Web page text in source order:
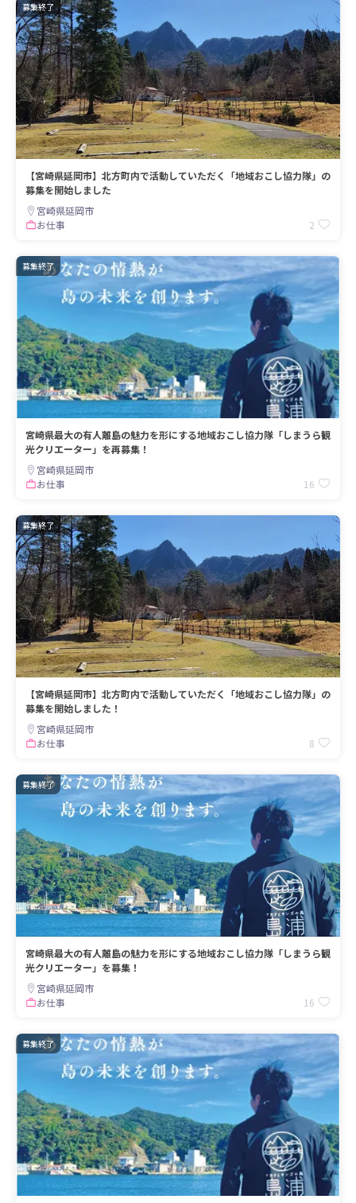
募集終了
【宮崎県延岡市】北方町内で活動していただく「地域おこし協力隊」の
募集を開始しました
宮崎県延岡市
お仕事
2
募集終了
宮崎県最大の有人離島の魅力を形にする地域おこし協力隊「しまうら観
光クリエーター」を再募集！
宮崎県延岡市
お仕事
16
募集終了
【宮崎県延岡市】北方町内で活動していただく「地域おこし協力隊」の
募集を開始しました！
宮崎県延岡市
お仕事
8
募集終了
宮崎県最大の有人離島の魅力を形にする地域おこし協力隊「しまうら観
光クリエーター」を募集！
宮崎県延岡市
お仕事
16
募集終了